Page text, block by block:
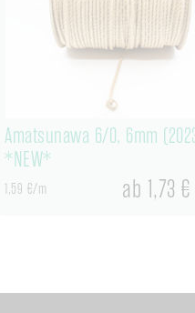
Amatsunawa 6/0, 6mm
*NEW*
1,59 €/m ab 1,73 €